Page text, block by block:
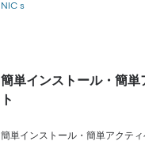
NIC s
簡単インストール・簡単
ト
簡単インストール・簡単アクティ